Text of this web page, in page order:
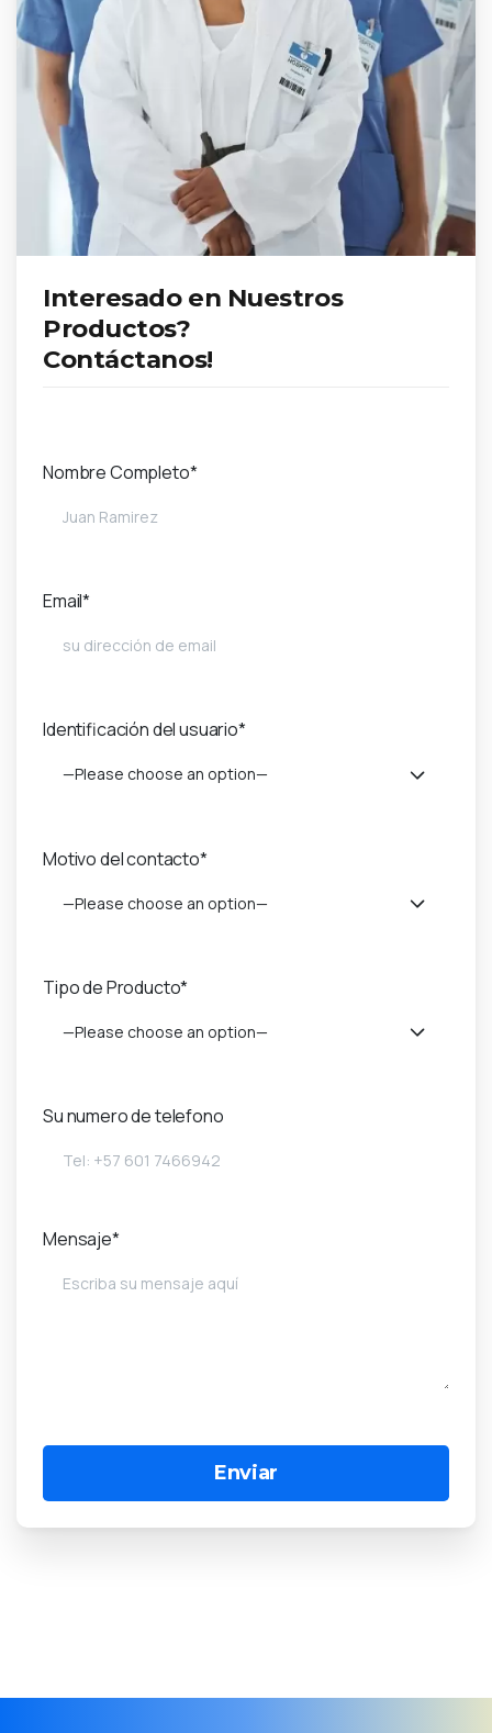
Interesado en Nuestros
Productos?
Contáctanos!
Nombre Completo*
Email*
Identificación del usuario*
—Please choose an option—
Motivo del contacto*
—Please choose an option—
Tipo de Producto*
—Please choose an option—
Su numero de telefono
Mensaje*